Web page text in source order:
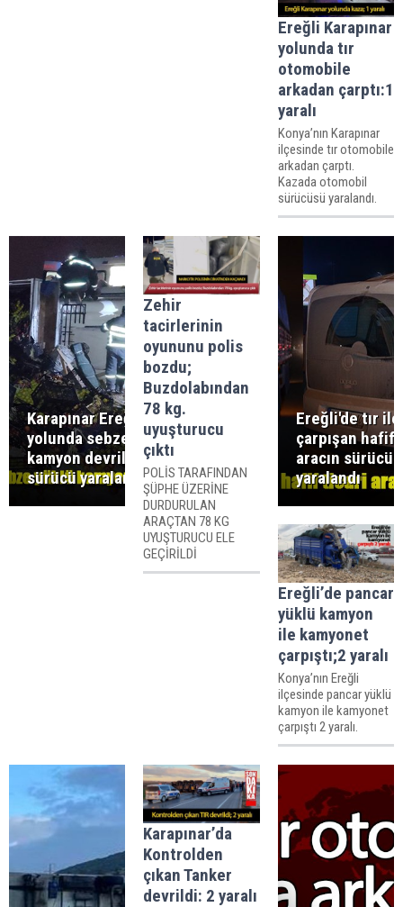
Ereğli Karapınar
yolunda tır
otomobile
arkadan çarptı:1
yaralı
Konya’nın Karapınar
ilçesinde tır otomobile
arkadan çarptı.
Kazada otomobil
sürücüsü yaralandı.
Karapınar Ereğli
yolunda sebze yüklü
kamyon devrildi,
sürücü yaralandı
Zehir
tacirlerinin
oyununu polis
bozdu;
Buzdolabından
78 kg.
uyuşturucu
çıktı
POLİS TARAFINDAN
ŞÜPHE ÜZERİNE
DURDURULAN
ARAÇTAN 78 KG
UYUŞTURUCU ELE
GEÇİRİLDİ
Ereğli'de tır ile
çarpışan hafif
aracın
yaralandı
Ereğli’de pancar
yüklü kamyon
ile kamyonet
çarpıştı;2 yaralı
Konya’nın Ereğli
ilçesinde pancar yüklü
kamyon ile kamyonet
çarpıştı 2 yaralı.
Karapınar’da
Kontrolden
çıkan Tanker
devrildi: 2 yaralı